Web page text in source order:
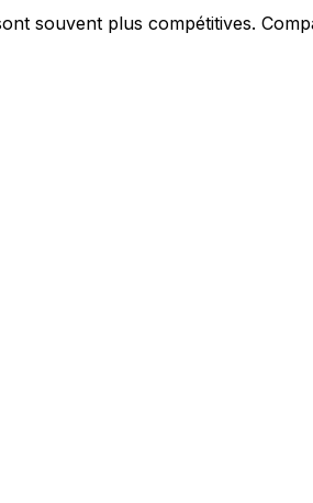
souvent plus compétitives.